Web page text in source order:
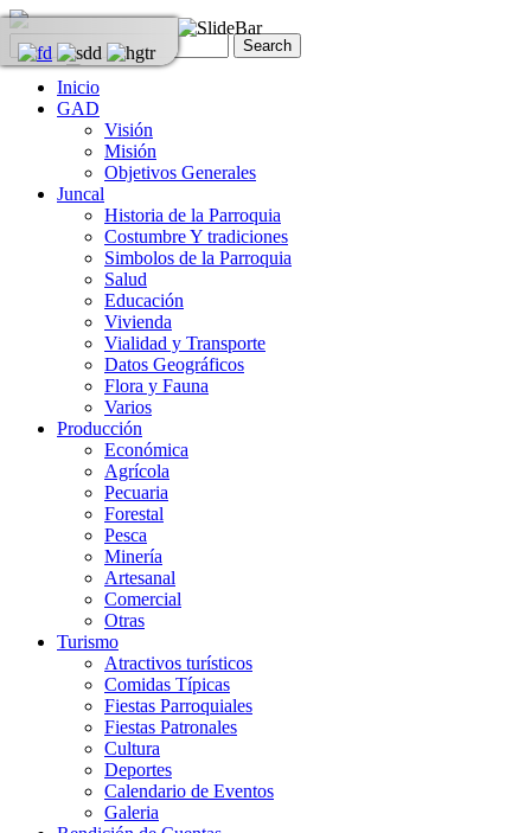
Inicio
GAD
Visión
Misión
Objetivos Generales
Juncal
Historia de la Parroquia
Costumbre Y tradiciones
Simbolos de la Parroquia
Salud
Educación
Vivienda
Vialidad y Transporte
Datos Geográficos
Flora y Fauna
Varios
Producción
Económica
Agrícola
Pecuaria
Forestal
Pesca
Minería
Artesanal
Comercial
Otras
Turismo
Atractivos turísticos
Comidas Típicas
Fiestas Parroquiales
Fiestas Patronales
Cultura
Deportes
Calendario de Eventos
Galeria